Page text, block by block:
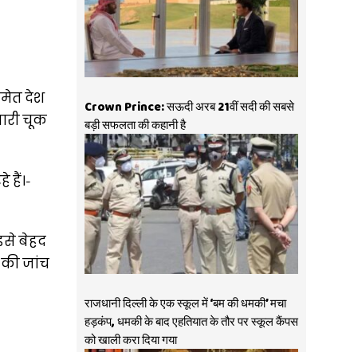
देश
चूक
हैं।-
बेहद
की जांच
Crown Prince: सऊदी अरब 21वीं सदी की सबसे
बड़ी सफलता की कहानी है
राजधानी दिल्ली के एक स्कूल में ‘बम की धमकी’ मचा
हड़कंप, धमकी के बाद एहतियात के तौर पर स्कूल कैंपस
को खाली करा दिया गया